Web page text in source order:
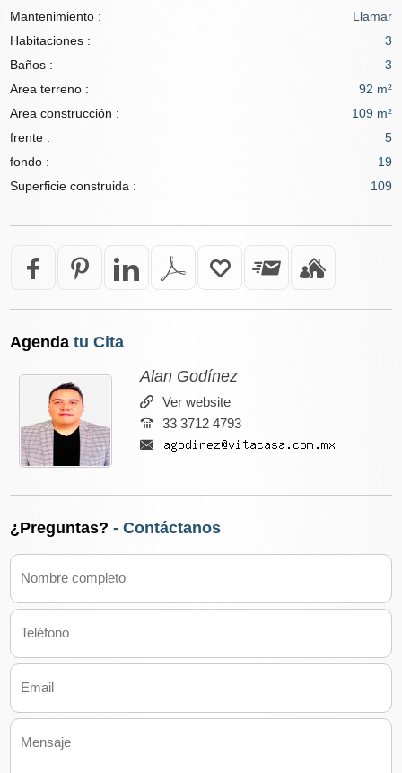
Mantenimiento :
Llamar
Habitaciones :
3
Baños :
3
Area terreno :
92 m²
Area construcción :
109 m²
frente :
5
fondo :
19
Superficie construida :
109
Agenda tu Cita
Alan Godínez
Ver website
33 3712 4793
¿Preguntas? - Contáctanos